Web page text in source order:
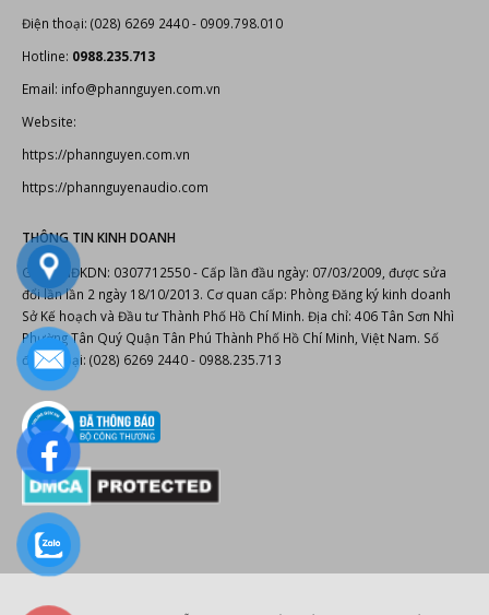
Điện thoại: (028) 6269 2440 - 0909.798.010
Hotline: 0988.235.713
Email: info@phannguyen.com.vn
Website:
https://phannguyen.com.vn
https://phannguyenaudio.com
THÔNG TIN KINH DOANH
Giấy CNĐKDN: 0307712550 - Cấp lần đầu ngày: 07/03/2009, được sửa
đổi lần lần 2 ngày 18/10/2013. Cơ quan cấp: Phòng Đăng ký kinh doanh
Sở Kế hoạch và Đầu tư Thành Phố Hồ Chí Minh. Địa chỉ: 406 Tân Sơn Nhì
Phường Tân Quý Quận Tân Phú Thành Phố Hồ Chí Minh, Việt Nam. Số
điện thoại: (028) 6269 2440 - 0988.235.713